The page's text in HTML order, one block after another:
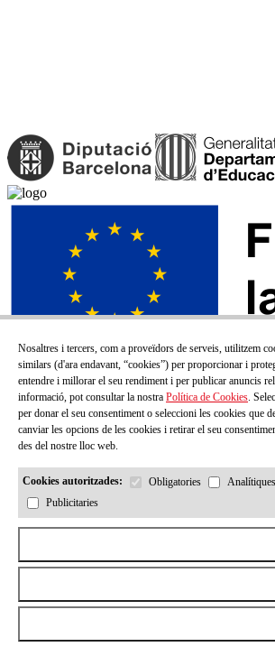
SUBSCRIU-TE AL
Correu electrónic
Nosaltres i tercers, com a proveïdors de serveis, utilitzem
similars (d'ara endavant, “cookies”) per proporcionar i
entendre i millorar el seu rendiment i per publicar anuncis
informació, pot consultar la nostra Política de Cookies.
per donar el seu consentiment o seleccioni les cookies que
canviar les opcions de les cookies i retirar el seu
des del nostre lloc web.
Cookies autoritzades: Obligatories
Analítiques
Publicitaries